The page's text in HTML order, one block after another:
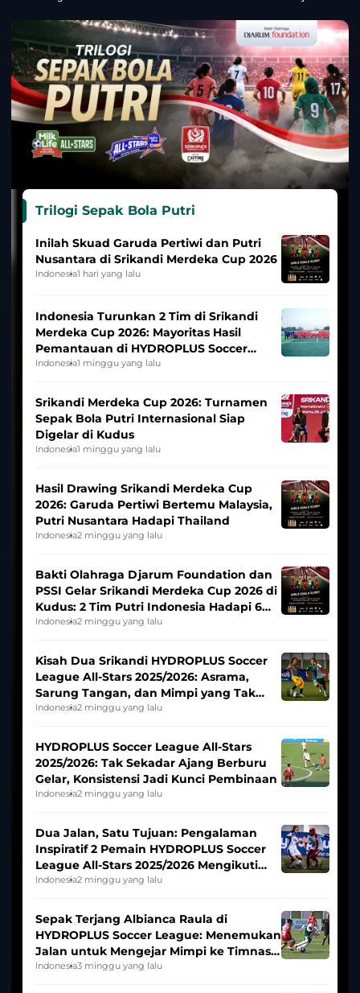
Trilogi Sepak Bola Putri
Inilah Skuad Garuda Pertiwi dan Putri
Nusantara di Srikandi Merdeka Cup 2026
Indonesia1 hari yang lalu
Indonesia Turunkan 2 Tim di Srikandi
Merdeka Cup 2026: Mayoritas Hasil
Pemantauan di HYDROPLUS Soccer
League
Indonesia1 minggu yang lalu
Srikandi Merdeka Cup 2026: Turnamen
Sepak Bola Putri Internasional Siap
Digelar di Kudus
Indonesia1 minggu yang lalu
Hasil Drawing Srikandi Merdeka Cup
2026: Garuda Pertiwi Bertemu Malaysia,
Putri Nusantara Hadapi Thailand
Indonesia2 minggu yang lalu
Bakti Olahraga Djarum Foundation dan
PSSI Gelar Srikandi Merdeka Cup 2026 di
Kudus: 2 Tim Putri Indonesia Hadapi 6
Tim Asia
Indonesia2 minggu yang lalu
Kisah Dua Srikandi HYDROPLUS Soccer
League All-Stars 2025/2026: Asrama,
Sarung Tangan, dan Mimpi yang Tak
Pernah Padam
Indonesia2 minggu yang lalu
HYDROPLUS Soccer League All-Stars
2025/2026: Tak Sekadar Ajang Berburu
Gelar, Konsistensi Jadi Kunci Pembinaan
Indonesia2 minggu yang lalu
Dua Jalan, Satu Tujuan: Pengalaman
Inspiratif 2 Pemain HYDROPLUS Soccer
League All-Stars 2025/2026 Mengikuti
Seleksi Timnas Indonesia Putri
Indonesia2 minggu yang lalu
Sepak Terjang Albianca Raula di
HYDROPLUS Soccer League: Menemukan
Jalan untuk Mengejar Mimpi ke Timnas
Indonesia Putri
Indonesia3 minggu yang lalu